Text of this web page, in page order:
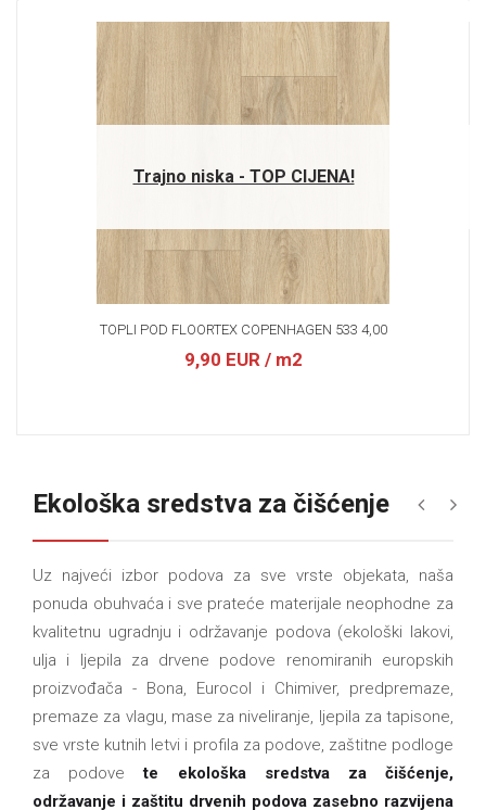
TOPLI POD FLOORTEX COPENHAGEN 533 4,00
9,90 EUR / m2
Trajno niska - TOP CIJENA!
Ekološka sredstva za čišćenje
Uz najveći izbor podova za sve vrste objekata, naša
ponuda obuhvaća i sve prateće materijale neophodne za
kvalitetnu ugradnju i održavanje podova (ekološki lakovi,
ulja i ljepila za drvene podove renomiranih europskih
proizvođača - Bona, Eurocol i Chimiver, predpremaze,
premaze za vlagu, mase za niveliranje, ljepila za tapisone,
sve vrste kutnih letvi i profila za podove, zaštitne podloge
za podovete ekološka sredstva za čišćenje,
održavanje i zaštitu drvenih podova zasebno razvijena